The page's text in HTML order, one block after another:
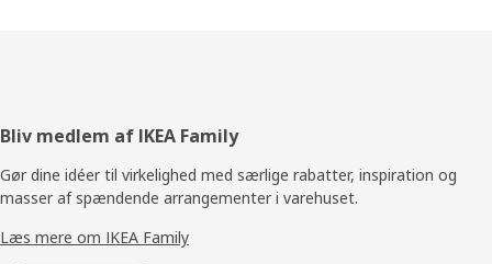
Footer
Bliv medlem af IKEA Family
Gør dine idéer til virkelighed med særlige rabatter, inspiration og
masser af spændende arrangementer i varehuset.
Læs mere om IKEA Family